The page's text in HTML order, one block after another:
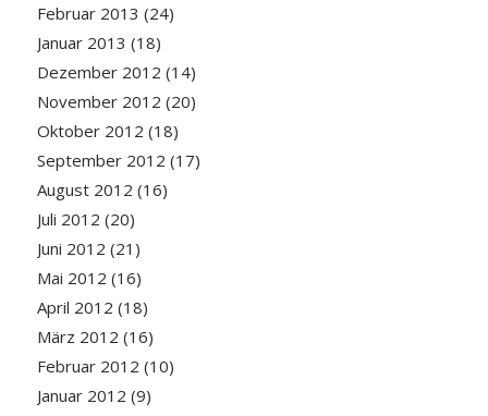
Februar 2013 (24)
Januar 2013 (18)
Dezember 2012 (14)
November 2012 (20)
Oktober 2012 (18)
September 2012 (17)
August 2012 (16)
Juli 2012 (20)
Juni 2012 (21)
Mai 2012 (16)
April 2012 (18)
März 2012 (16)
Februar 2012 (10)
Januar 2012 (9)